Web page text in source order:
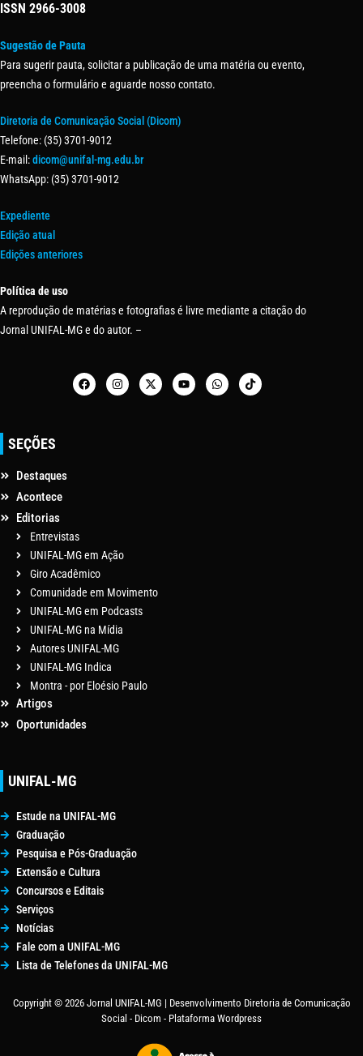
ISSN 2966-3008
Sugestão de Pauta
Para sugerir pauta, solicitar a publicação de uma matéria ou evento,
preencha o formulário e aguarde nosso contato.
Diretoria de Comunicação Social (Dicom)
Telefone: (35) 3701-9012
E-mail:dicom@unifal-mg.edu.br
WhatsApp: (35) 3701-9012
Expediente
Edição atual
Edições anteriores
Política de uso
A reprodução de matérias e fotografias é livre mediante a citação do
Jornal UNIFAL-MG e do autor. –
SEÇÕES
Destaques
Acontece
Editorias
Entrevistas
UNIFAL-MG em Ação
Giro Acadêmico
Comunidade em Movimento
UNIFAL-MG em Podcasts
UNIFAL-MG na Mídia
Autores UNIFAL-MG
UNIFAL-MG Indica
Montra - por Eloésio Paulo
Artigos
Oportunidades
UNIFAL-MG
Estude na UNIFAL-MG
Graduação
Pesquisa e Pós-Graduação
Extensão e Cultura
Concursos e Editais
Serviços
Notícias
Fale com a UNIFAL-MG
Lista de Telefones da UNIFAL-MG
Copyright © 2026 Jornal UNIFAL-MG | Desenvolvimento Diretoria de Comunicação
Social - Dicom - Plataforma Wordpress